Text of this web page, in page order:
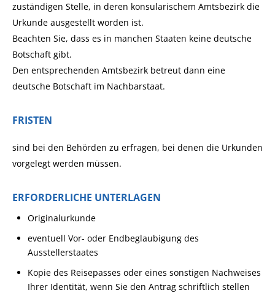
zuständigen Stelle, in deren konsularischem Amtsbezirk die
Urkunde ausgestellt worden ist.
Beachten Sie, dass es in manchen Staaten keine deutsche
Botschaft gibt.
Den entsprechenden Amtsbezirk betreut dann eine
deutsche Botschaft im Nachbarstaat.
FRISTEN
sind bei den Behörden zu erfragen, bei denen die Urkunden
vorgelegt werden müssen.
ERFORDERLICHE UNTERLAGEN
Originalurkunde
eventuell Vor- oder Endbeglaubigung des
Ausstellerstaates
Kopie des Reisepasses oder eines sonstigen Nachweises
Ihrer Identität, wenn Sie den Antrag schriftlich stellen